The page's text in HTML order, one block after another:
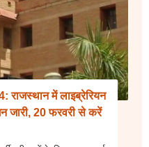
में लाइब्रेरियन
जारी, 20 फरवरी से करें